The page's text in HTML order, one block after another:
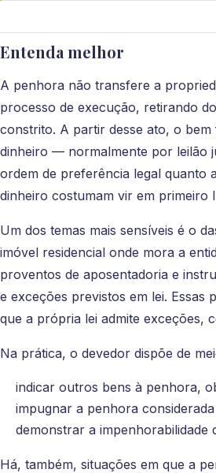
Entenda melhor
A penhora não transfere a
processo de execução, retirando
constrito. A partir desse ato, o
dinheiro — normalmente por leilão
ordem de preferência legal quanto
dinheiro costumam vir em primeiro
Um dos temas mais sensíveis é o
imóvel residencial onde mora a
proventos de aposentadoria e
e exceções previstos em lei. Essas
que a própria lei admite exceções,
Na prática, o devedor dispõe de
indicar outros bens à penhora,
impugnar a penhora
demonstrar a impenhorabilidade
Há, também, situações em que a